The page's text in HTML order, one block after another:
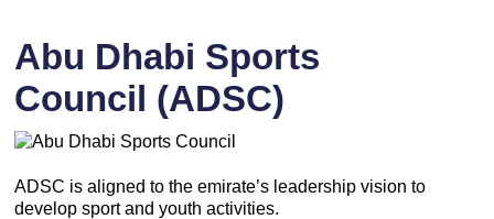
Abu Dhabi Sports
Council (ADSC)
ADSC is aligned to the emirate’s leadership vision to
develop sport and youth activities.